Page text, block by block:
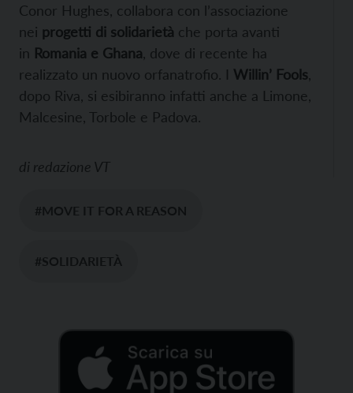
Conor Hughes, collabora con l’associazione
nei progetti di solidarietà che porta avanti
in Romania e Ghana , dove di recente ha
realizzato un nuovo orfanatrofio. I Willin’ Fools
dopo Riva, si esibiranno infatti anche a Limone,
Malcesine, Torbole e Padova.
di redazione VT
#MOVE IT FOR A REASON
#SOLIDARIETÀ